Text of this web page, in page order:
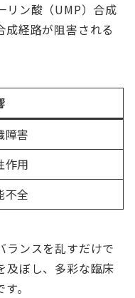
リン酸（UMP）合成
経路が阻害される
障害
作用
不全
ランスを乱すだけで
及ぼし、多彩な臨床
。